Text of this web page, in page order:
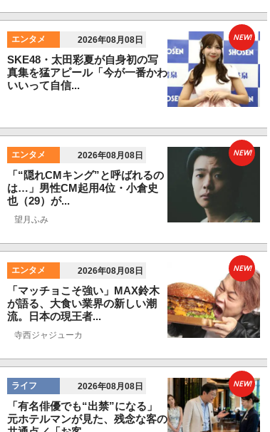
エンタメ 2026年08月08日
SKE48・太田彩夏が自身初の写
真集を猛アピール「今が一番かわ
いいって自信...
NEW!
エンタメ 2026年08月08日
「“隠れCMキング”と呼ばれるの
は…」男性CM起用4位・小倉史
也（29）が...
望月ふみ
NEW!
エンタメ 2026年08月08日
「マッチョこそ強い」MAX鈴木
が語る、大食い業界の新しい潮
流。日本の現王者...
寺西ジャジューカ
NEW!
ライフ 2026年08月08日
「有名俳優でも“出禁”になる」
元ホテルマンが見た、残念な客の
NEW!